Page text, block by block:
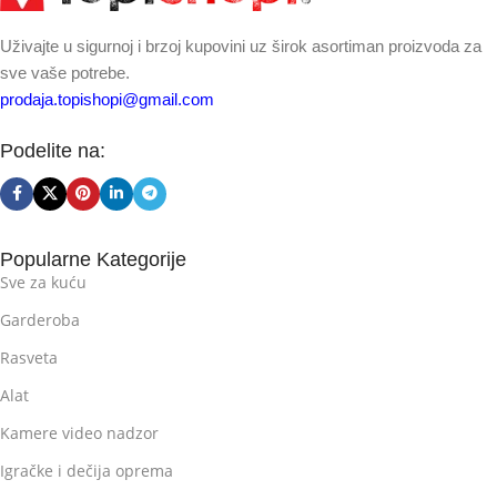
Uživajte u sigurnoj i brzoj kupovini uz širok asortiman proizvoda za
sve vaše potrebe.
prodaja.topishopi@gmail.com
Podelite na:
Popularne Kategorije
Sve za kuću
Garderoba
Rasveta
Alat
Kamere video nadzor
Igračke i dečija oprema